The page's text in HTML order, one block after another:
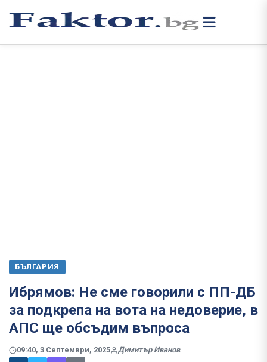
БЪЛГАРИЯ
Ибрямов: Не сме говорили с ПП-ДБ
за подкрепа на вота на недоверие, в
АПС ще обсъдим въпроса
09:40, 3 Септември, 2025 Димитър Иванов